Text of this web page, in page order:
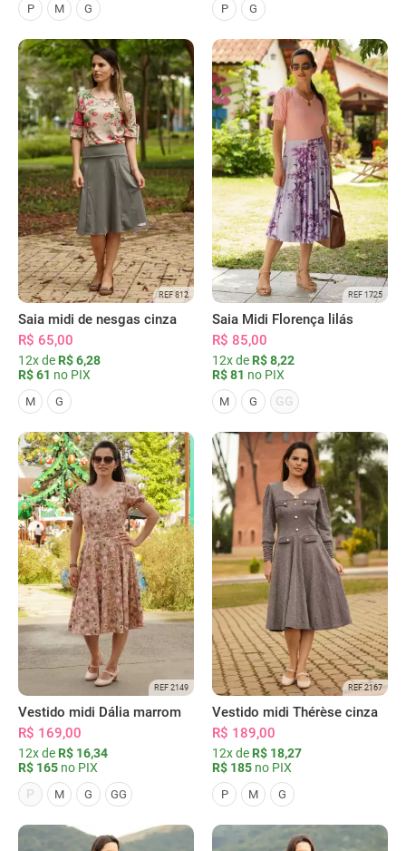
P M G P G
REF 812
Saia midi de nesgas cinza
R$ 65,00
12x de R$ 6,28
R$ 61 no PIX
M G
REF 1725
Saia Midi Florença lilás
R$ 85,00
12x de R$ 8,22
R$ 81 no PIX
M G GG
REF 2149
Vestido midi Dália marrom
R$ 169,00
12x de R$ 16,34
R$ 165 no PIX
P
M G GG
REF 2167
Vestido midi Thérèse cinza
R$ 189,00
12x de R$ 18,27
R$ 185 no PIX
P M G